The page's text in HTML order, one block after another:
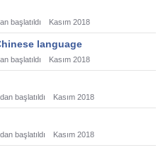
başlatıldı Kasım 2018
language
başlatıldı Kasım 2018
başlatıldı Kasım 2018
başlatıldı Kasım 2018